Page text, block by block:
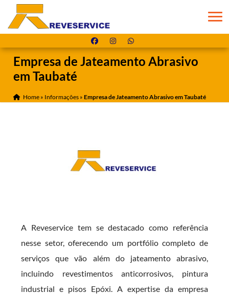
Empresa de Jateamento Abrasivo
em Taubaté
Home » Informações »Empresa de Jateamento Abrasivo em Taubaté
A Reveservice tem se destacado como referência
nesse setor, oferecendo um portfólio completo de
serviços que vão além do jateamento abrasivo,
incluindo revestimentos anticorrosivos, pintura
industrial e pisos Epóxi. A expertise da empresa